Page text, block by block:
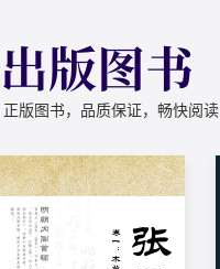
出版图书
正版图书，品质保证，畅快阅读